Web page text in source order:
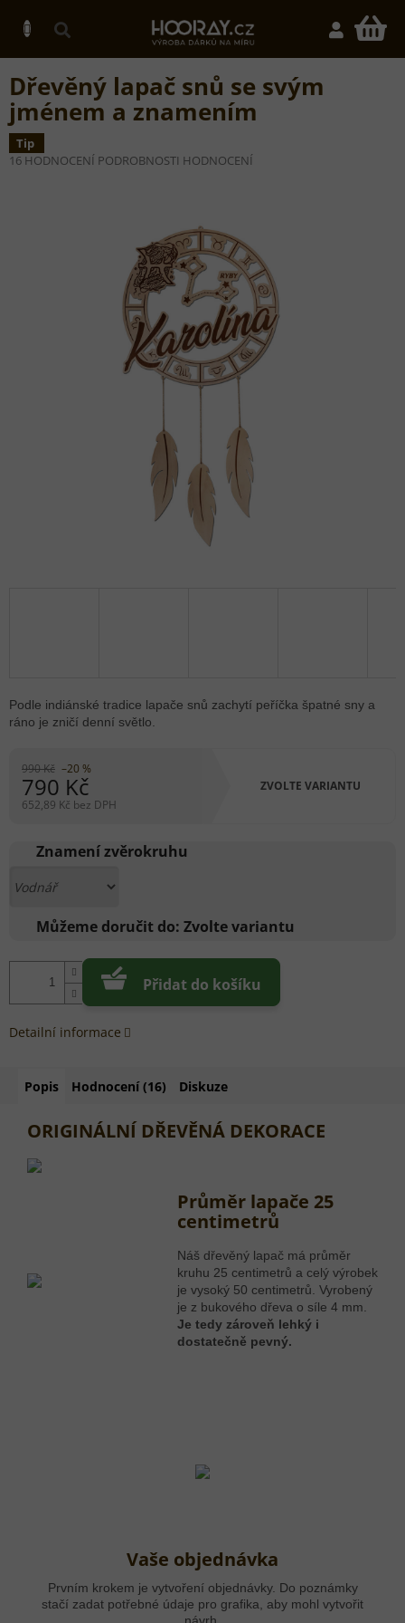
obsah
Dřevěný lapač snů se svým
jménem a znamením
Tip
PRŮMĚRNÉ
16 HODNOCENÍ PODROBNOSTI HODNOCENÍ
990 Kč –20 %
790 Kč
652,89 Kč bez DPH
cena:
ZVOLTE VARIANTU
Znamení zvěrokruhu
Můžeme doručit do: Zvolte variantu
Přidat do košíku
Podle indiánské tradice lapače snů zachytí peříčka špatné sny a
ráno je zničí denní světlo.
Detailní informace
Popis Hodnocení (16) Diskuze
ORIGINÁLNÍ DŘEVĚNÁ DEKORACE
Průměr lapače 25
centimetrů
Náš dřevěný lapač má průměr
kruhu 25 centimetrů a celý výrobek
je vysoký 50 centimetrů. Vyrobený
je z bukového dřeva o síle 4 mm.
Je tedy zároveň lehký i
dostatečně pevný.
Vaše objednávka
Prvním krokem je vytvoření objednávky. Do poznámky
stačí zadat potřebné údaje pro grafika, aby mohl vytvořit
návrh.